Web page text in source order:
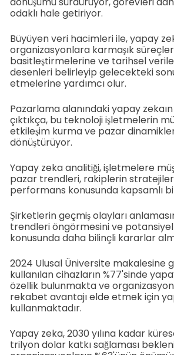
odaklı hale getiriyor.
Büyüyen veri hacimleri ile, yapay
organizasyonlara karmaşık
basitleştirmelerine ve tarihsel
desenleri belirleyip gelecekteki
etmelerine yardımcı olur.
Pazarlama alanındaki yapay
çıktıkça, bu teknoloji işletmelerin
etkileşim kurma ve pazar
dönüştürüyor.
Yapay zeka analitiği, işletmelere
pazar trendleri, rakiplerin
performans konusunda kapsamlı
Şirketlerin geçmiş olayları
trendleri öngörmesini ve
konusunda daha bilinçli kararlar
2024 Ulusal Üniversite makalesine
kullanılan cihazların %77'sinde
özellik bulunmakta ve
rekabet avantajı elde etmek için
kullanmaktadır.
Yapay zeka, 2030 yılına kadar
trilyon dolar katkı sağlaması